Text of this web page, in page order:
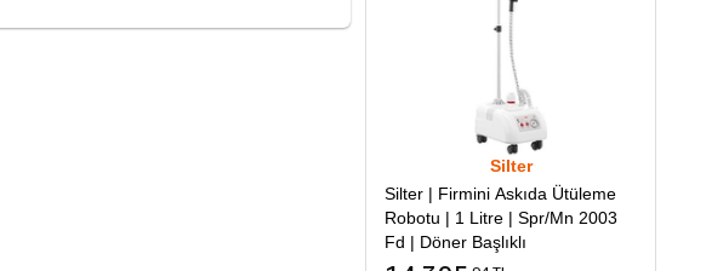
Silter
Silter | Firmini Askıda Ütüleme
Robotu | 1 Litre | Spr/Mn 2003
Fd | Döner Başlıklı